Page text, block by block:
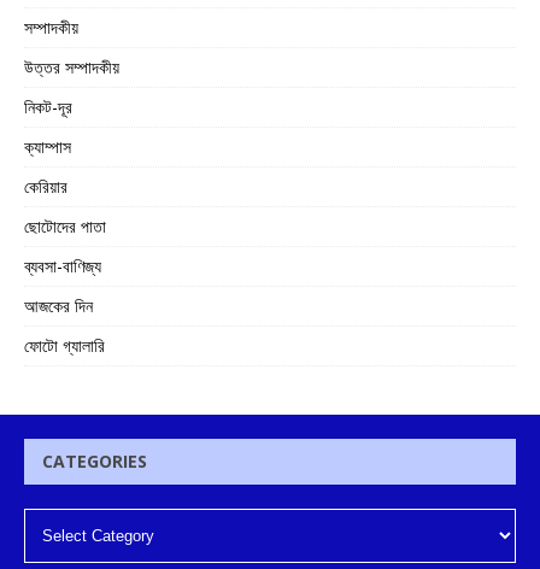
সম্পাদকীয়
উত্তর সম্পাদকীয়
নিকট-দূর
ক্যাম্পাস
কেরিয়ার
ছোটোদের পাতা
ব্যবসা-বাণিজ্য
আজকের দিন
ফোটো গ্যালারি
CATEGORIES